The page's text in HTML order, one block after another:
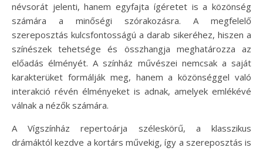
névsorát jelenti, hanem egyfajta ígéretet is a közönség
számára a minőségi szórakozásra. A megfelelő
szereposztás kulcsfontosságú a darab sikeréhez, hiszen a
színészek tehetsége és összhangja meghatározza az
előadás élményét. A színház művészei nemcsak a saját
karakterüket formálják meg, hanem a közönséggel való
interakció révén élményeket is adnak, amelyek emlékévé
válnak a nézők számára.
A Vígszínház repertoárja széleskörű, a klasszikus
drámáktól kezdve a kortárs művekig, így a szereposztás is